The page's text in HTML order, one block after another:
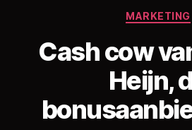
MARKETING
Cash cow
Heijn,
D
o
o
r
C